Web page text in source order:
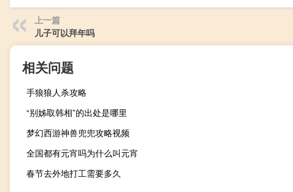
上一篇
儿子可以拜年吗
相关问题
手狼狼人杀攻略
“别姊取韩相”的出处是哪里
梦幻西游神兽兜兜攻略视频
全国都有元宵吗为什么叫元宵
春节去外地打工需要多久